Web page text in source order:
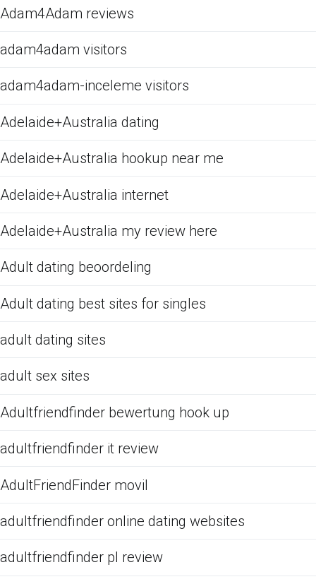
Adam4Adam reviews
adam4adam visitors
adam4adam-inceleme visitors
Adelaide+Australia dating
Adelaide+Australia hookup near me
Adelaide+Australia internet
Adelaide+Australia my review here
Adult dating beoordeling
Adult dating best sites for singles
adult dating sites
adult sex sites
Adultfriendfinder bewertung hook up
adultfriendfinder it review
AdultFriendFinder movil
adultfriendfinder online dating websites
adultfriendfinder pl review